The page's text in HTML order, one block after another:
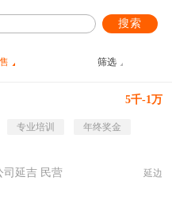
搜索
筛选
5千-1万
专业培训
年终奖金
司延吉 民营 延边